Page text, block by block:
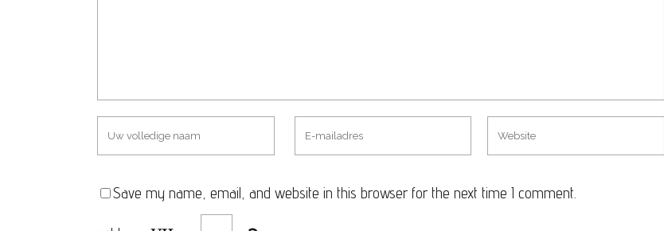
Save my name, email, and website in this browser for the next time I comment.